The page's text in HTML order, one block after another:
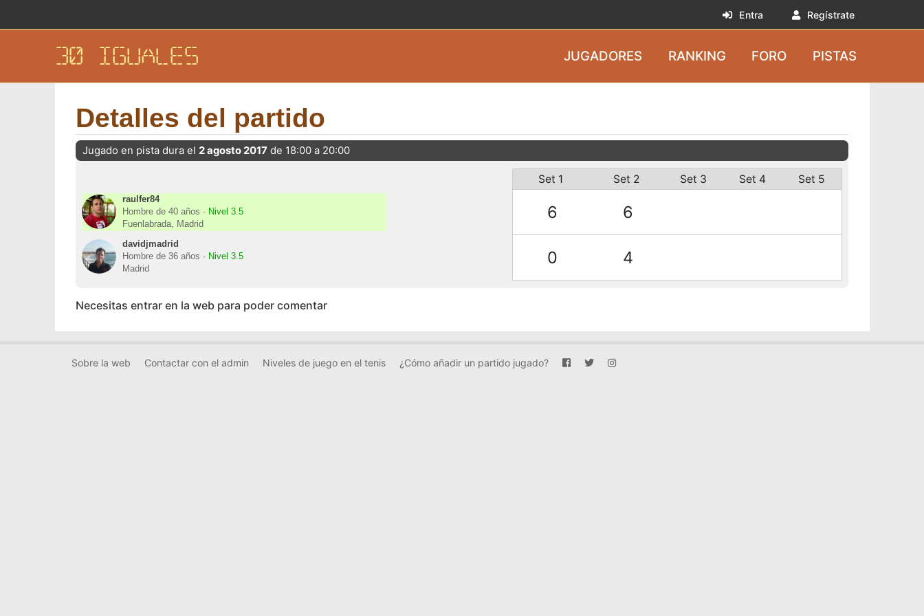
Entra Regístrate
30 IGUALES JUGADORES RANKING FORO PISTAS
Detalles del partido
Jugado en pista dura el 2 agosto 2017 de 18:00 a 20:00
raulfer84
Hombre de 40 años · Nivel 3.5
Fuenlabrada, Madrid
davidjmadrid
Hombre de 36 años · Nivel 3.5
Madrid
Set 1 Set 2 Set 3 Set 4 Set 5
6 6
0 4
Necesitas entrar en la web para poder comentar
Sobre la web Contactar con el admin Niveles de juego en el tenis ¿Cómo añadir un partido jugado?